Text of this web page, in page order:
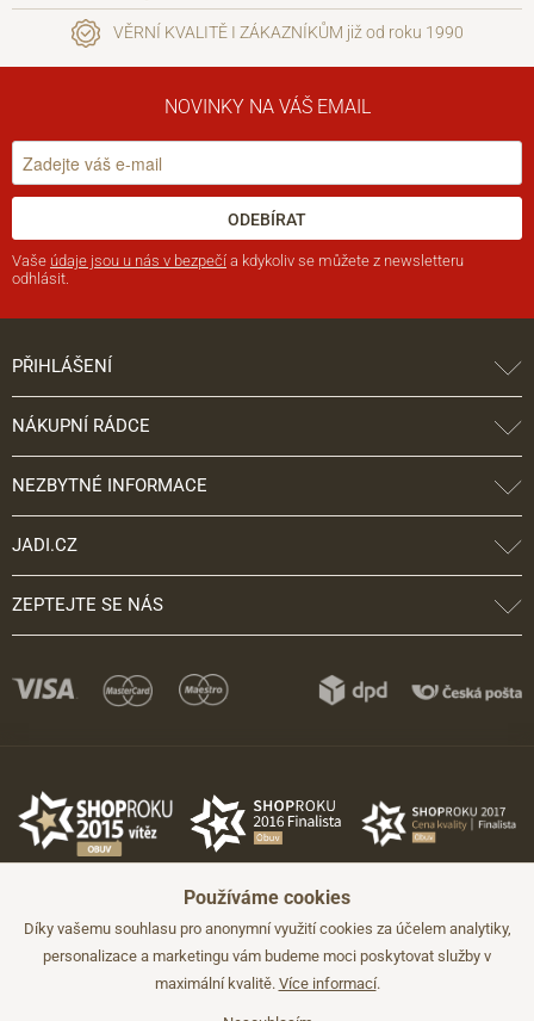
VĚRNÍ KVALITĚ I ZÁKAZNÍKŮM již od roku 1990
NOVINKY NA VÁŠ EMAIL
ODEBÍRAT
Vaše údaje jsou u nás v bezpečí a kdykoliv se můžete z newsletteru
odhlásit.
PŘIHLÁŠENÍ
NÁKUPNÍ RÁDCE
NEZBYTNÉ INFORMACE
JADI.CZ
ZEPTEJTE SE NÁS
©2026 JADI.cz. Užití materiálů bez souhlasu není možné.
Používáme cookies
Díky vašemu souhlasu pro anonymní využití cookies za účelem analytiky,
personalizace a marketingu vám budeme moci poskytovat služby v
maximální kvalitě. Více informací.